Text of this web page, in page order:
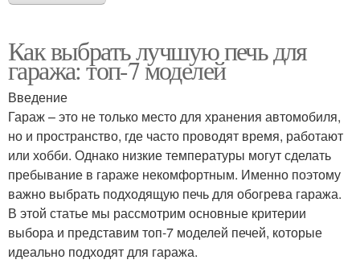
Как выбрать лучшую печь для
гаража: топ-7 моделей
Введение
Гараж – это не только место для хранения автомобиля,
но и пространство, где часто проводят время, работают
или хобби. Однако низкие температуры могут сделать
пребывание в гараже некомфортным. Именно поэтому
важно выбрать подходящую печь для обогрева гаража.
В этой статье мы рассмотрим основные критерии
выбора и представим топ-7 моделей печей, которые
идеально подходят для гаража.